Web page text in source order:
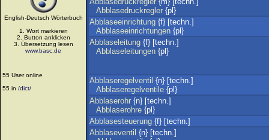
English-Deutsch Wörterbuch
1. Wort markieren
2. Button anklicken
3. Übersetzung lesen
www.basc.de
55 User online
55 in /dict/
Abblasedruckregler {pl}
Abblaseeinrichtung {f} [techn.]
Abblaseeinrichtungen {pl}
Abblaseleitung {f} [techn.]
Abblaseleitungen {pl}
Abblaseregelventil {n} [techn.]
Abblaseregelventile {pl}
Abblaserohr {n} [techn.]
Abblaserohre {pl}
Abblasesteuerung {f} [techn.]
Abblaseventil {n} [techn.]